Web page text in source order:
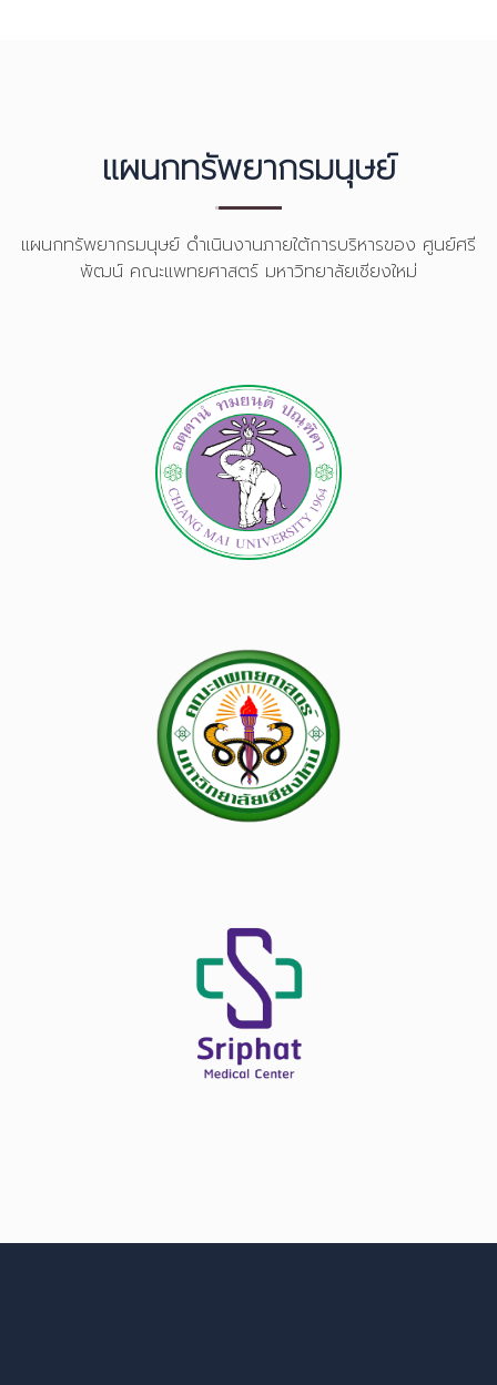
แผนกทรัพยากรมนุษย์
แผนกทรัพยากรมนุษย์ ดำเนินงานภายใต้การบริหารของ ศูนย์ศรี
พัฒน์ คณะแพทยศาสตร์ มหาวิทยาลัยเชียงใหม่